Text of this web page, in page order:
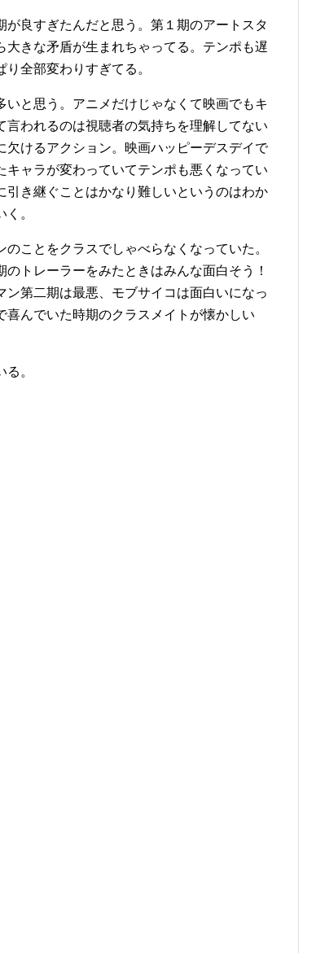
良すぎたんだと思う。第１期のアートスタ
きな矛盾が生まれちゃってる。テンポも遅
全部変わりすぎてる。
と思う。アニメだけじゃなくて映画でもキ
われるのは視聴者の気持ちを理解してない
けるアクション。映画ハッピーデスデイで
ャラが変わっていてテンポも悪くなってい
き継ぐことはかなり難しいというのはわか
。
ことをクラスでしゃべらなくなっていた。
トレーラーをみたときはみんな面白そう！
第二期は最悪、モブサイコは面白いになっ
喜んでいた時期のクラスメイトが懐かしい
。